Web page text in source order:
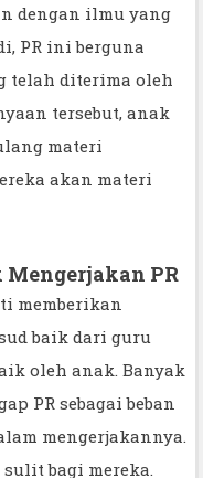
dengan ilmu yang
PR ini berguna
telah diterima oleh
tersebut, anak
materi
akan materi
Mengerjakan PR
memberikan
baik dari guru
oleh anak. Banyak
PR sebagai beban
mengerjakannya.
bagi mereka.